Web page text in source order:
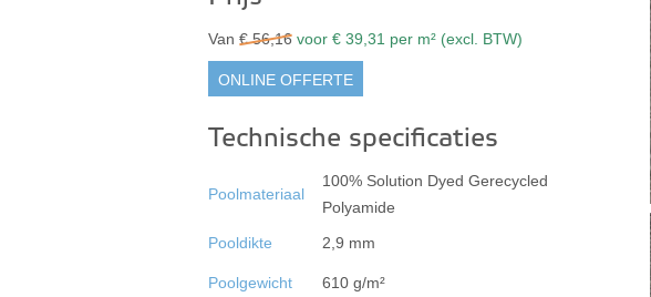
Van € 56,16 voor € 39,31 per m² (excl. BTW)
ONLINE OFFERTE
Technische specificaties
Poolmateriaal
100% Solution Dyed Gerecycled
Polyamide
Pooldikte
2,9 mm
Poolgewicht 610 g/m²